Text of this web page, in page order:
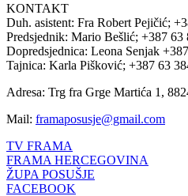
KONTAKT
Duh. asistent: Fra Robert Pejičić;
Predsjednik: Mario Bešlić; +387 63
Dopredsjednica: Leona Senjak
Tajnica: Karla Pišković; +387 63
Adresa: Trg fra Grge Martića 1,
Mail: framaposusje@gmail.com
TV FRAMA
FRAMA HERCEGOVINA
ŽUPA POSUŠJE
FACEBOOK